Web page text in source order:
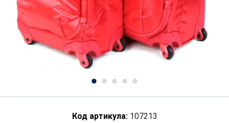
Код артикула: 107213